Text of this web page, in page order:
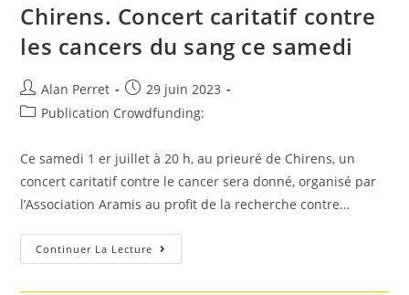
D’un
Caritatif
À
Chirens. Concert caritatif contre
les cancers du sang ce samedi
Auteur/autrice
de
Alan Perret
Post
published:
29 juin 2023
PostPublication Crowdfunding:
Ce samedi 1 er juillet à 20 h, au prieuré de Chirens, un
concert caritatif contre le cancer sera donné, organisé par
l’Association Aramis au profit de la recherche contre…
Continuer La Lecture Chirens.
Concert
Contre